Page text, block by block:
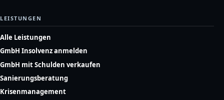
LEISTUNGEN
Alle Leistungen
GmbH Insolvenz anmelden
GmbH mit Schulden verkaufen
Sanierungsberatung
Krisenmanagement